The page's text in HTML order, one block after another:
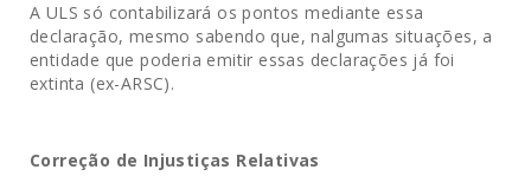
A ULS só contabilizará os pontos mediante essa
declaração, mesmo sabendo que, nalgumas situações, a
entidade que poderia emitir essas declarações já foi
extinta (ex-ARSC).
Correção de Injustiças Relativas